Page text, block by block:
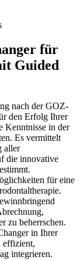
für
Guided
nach der GOZ-
den Erfolg Ihrer
Kenntnisse in der
Es vermittelt
aller
die innovative
für eine
zu beherrschen.
in Ihrer
effizient,
integrieren.